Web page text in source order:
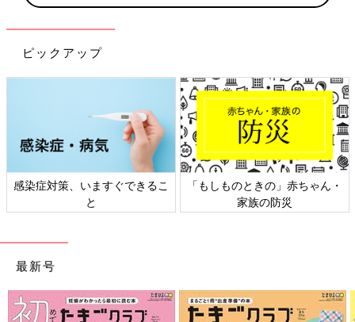
ピックアップ
感染症対策、いますぐできるこ
と
「もしものときの」赤ちゃん・
家族の防災
最新号